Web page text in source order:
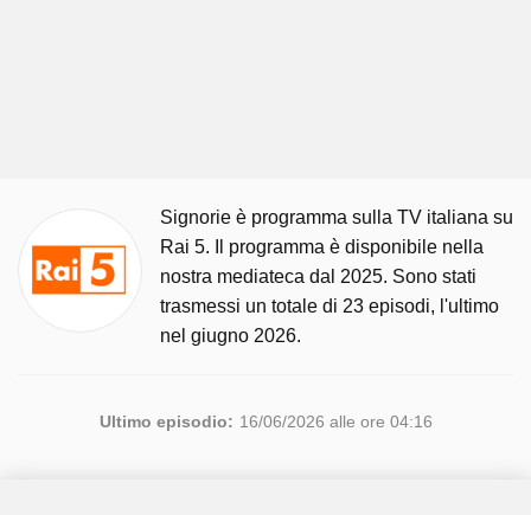
Signorie è programma sulla TV italiana su
Rai 5. Il programma è disponibile nella
nostra mediateca dal 2025. Sono stati
trasmessi un totale di 23 episodi, l'ultimo
nel giugno 2026.
Ultimo episodio: 16/06/2026 alle ore 04:16